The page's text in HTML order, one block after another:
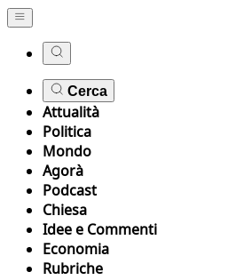
Cerca
Attualità
Politica
Mondo
Agorà
Podcast
Chiesa
Idee e Commenti
Economia
Rubriche